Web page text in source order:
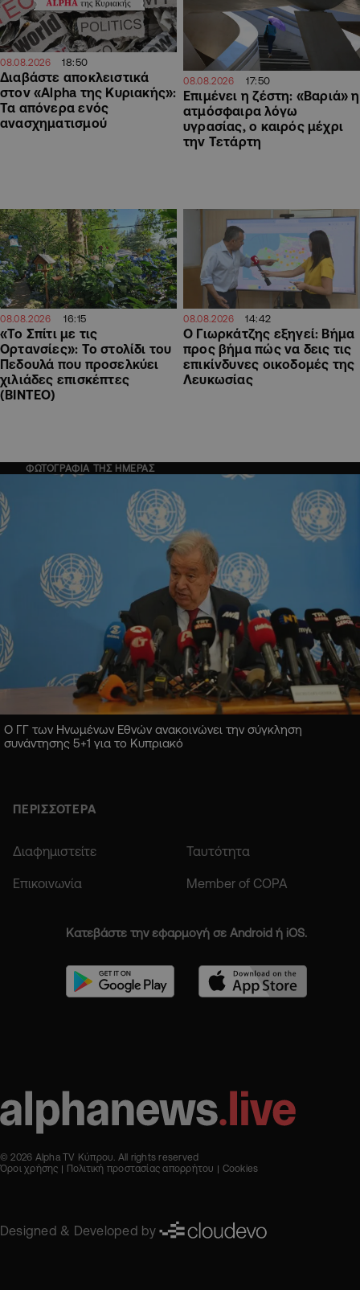
08.08.2026 18:50
Διαβάστε αποκλειστικά
στον «Alpha της Κυριακής»:
Τα απόνερα ενός
ανασχηματισμού
08.08.2026 17:50
Επιμένει η ζέστη: «Βαριά» η
ατμόσφαιρα λόγω
υγρασίας, ο καιρός μέχρι
την Τετάρτη
08.08.2026 16:15
«Το Σπίτι με τις
Ορτανσίες»: Το στολίδι του
Πεδουλά που προσελκύει
χιλιάδες επισκέπτες
(ΒΙΝΤΕΟ)
08.08.2026 14:42
Ο Γιωρκάτζης εξηγεί: Βήμα
προς βήμα πώς να δεις τις
επικίνδυνες οικοδομές της
Λευκωσίας
ΦΩΤΟΓΡΑΦΙΑ ΤΗΣ ΗΜΕΡΑΣ
Ο ΓΓ των Ηνωμένων Εθνών ανακοινώνει την σύγκληση
συνάντησης 5+1 για το Κυπριακό
ΠΕΡΙΣΣΟΤΕΡΑ
Διαφημιστείτε Ταυτότητα
Επικοινωνία Member of COPA
Κατεβάστε την εφαρμογή σε Android ή iOS.
© 2026 Alpha TV Κύπρου. All rights reserved
Όροι χρήσης
Πολιτική προστασίας απορρήτου Cookies
Designed & Developed by